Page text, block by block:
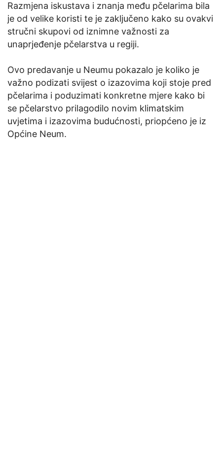
Razmjena iskustava i znanja među pčelarima bila
je od velike koristi te je zaključeno kako su ovakvi
stručni skupovi od iznimne važnosti za
unaprjeđenje pčelarstva u regiji.
Ovo predavanje u Neumu pokazalo je koliko je
važno podizati svijest o izazovima koji stoje pred
pčelarima i poduzimati konkretne mjere kako bi
se pčelarstvo prilagodilo novim klimatskim
uvjetima i izazovima budućnosti, priopćeno je iz
Općine Neum.